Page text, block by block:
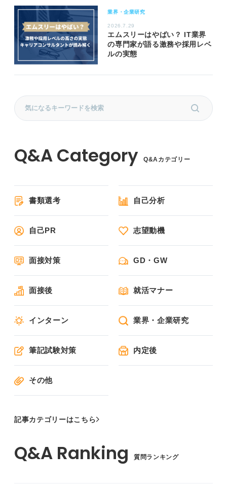
業界・企業研究
2026.7.29
エムスリーはやばい？ IT業界
の専門家が語る激務や採用レベ
ルの実態
Q&Aカテゴリー
書類選考 自己分析
自己PR 志望動機
面接対策 GD・GW
面接後 就活マナー
インターン 業界・企業研究
筆記試験対策 内定後
その他
記事カテゴリーはこちら
質問ランキング